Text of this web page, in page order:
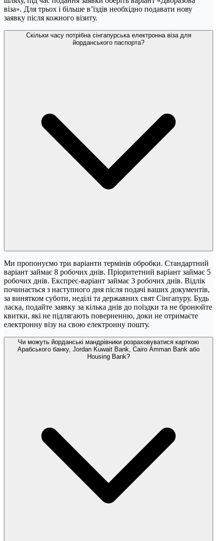
віза». Для трьох і більше в’їздів необхідно подавати нову
заявку після кожного візиту.
Скільки часу потрібна сінгапурська електронна віза для
йорданського паспорта?
Ми пропонуємо три варіанти термінів обробки. Стандартний
варіант займає 8 робочих днів. Пріоритетний варіант займає 5
робочих днів. Експрес-варіант займає 3 робочих днів. Відлік
починається з наступного дня після подачі ваших документів,
за винятком суботи, неділі та державних свят Сінгапуру. Будь
ласка, подайте заявку за кілька днів до поїздки та не бронюйте
квитки, які не підлягають поверненню, доки не отримаєте
електронну візу на свою електронну пошту.
Чи можуть йорданські мандрівники розраховуватися карткою
Арабського банку, Jordan Kuwait Bank, Cairo Amman Bank або
Housing Bank?